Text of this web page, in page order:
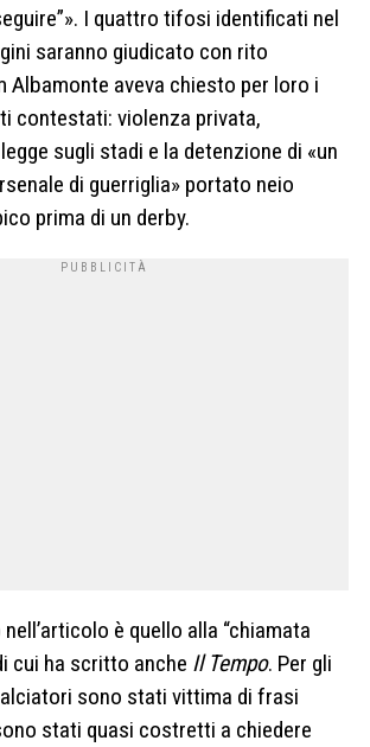
I quattro tifosi identificati nel
saranno giudicato con rito
Albamonte aveva chiesto per loro i
contestati: violenza privata,
sugli stadi e la detenzione di «un
di guerriglia» portato neio
prima di un derby.
è quello alla “chiamata
cui ha scritto anche Il Tempo. Per gli
sono stati vittima di frasi
stati quasi costretti a chiedere